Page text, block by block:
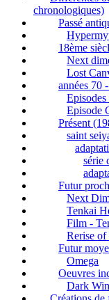
chronologiques)
Passé
18ème
Next
Lost
années 70
Episodes
Episode
Présent
saint
série
Futur
Next
Tenkai
Film -
Rerise of
Futur
Omega
Oeuvres
Dark